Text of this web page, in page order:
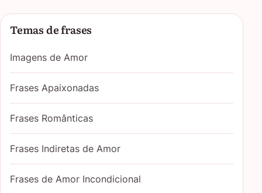
Temas de frases
Imagens de Amor
Frases Apaixonadas
Frases Românticas
Frases Indiretas de Amor
Frases de Amor Incondicional